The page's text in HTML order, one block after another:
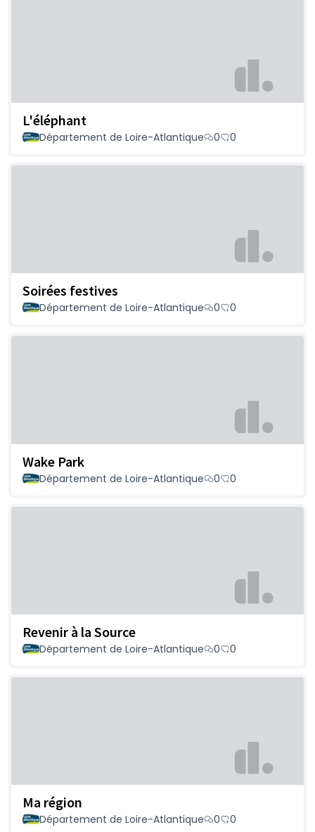
L'éléphant
Département de Loire-Atlantique 0 0
Soirées festives
Département de Loire-Atlantique 0 0
Wake Park
Département de Loire-Atlantique 0 0
Revenir à la Source
Département de Loire-Atlantique 0 0
Ma région
Département de Loire-Atlantique 0 0